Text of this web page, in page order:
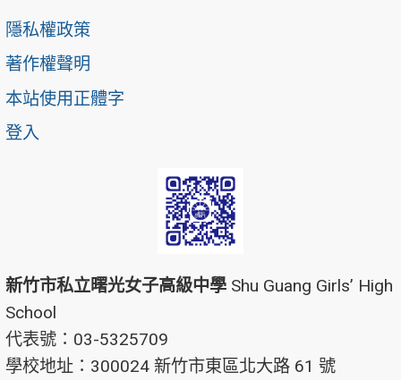
隱私權政策
著作權聲明
本站使用正體字
登入
新竹市私立曙光女子高級中學 Shu Guang Girls’ High
School
代表號：03-5325709
學校地址：300024 新竹市東區北大路 61 號